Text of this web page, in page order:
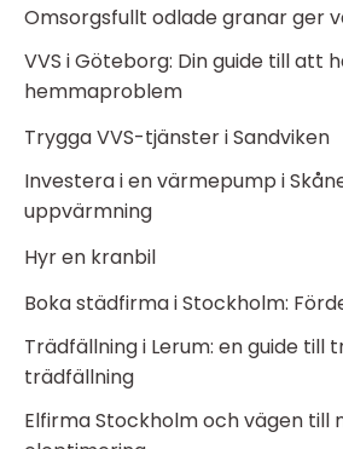
Omsorgsfullt odlade granar ger
VVS i Göteborg: Din guide till att
hemmaproblem
Trygga VVS-tjänster i Sandviken
Investera i en värmepump i
uppvärmning
Hyr en kranbil
Boka städfirma i Stockholm:
Trädfällning i Lerum: en guide till
trädfällning
Elfirma Stockholm och vägen till